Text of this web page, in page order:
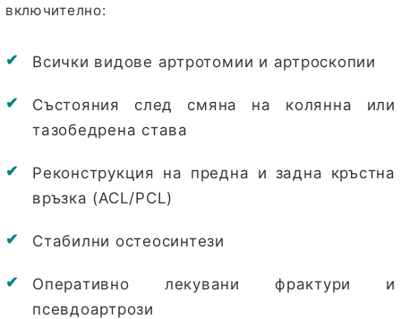
включително:
Всички видове артротомии и артроскопии
Състояния след смяна на колянна или
тазобедрена става
Реконструкция на предна и задна кръстна
връзка (ACL/PCL)
Стабилни остеосинтези
Оперативно лекувани фрактури и
псевдоартрози